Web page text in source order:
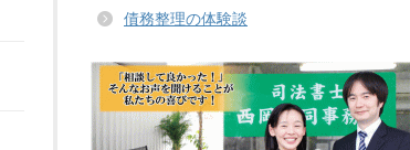
債務整理の体験談